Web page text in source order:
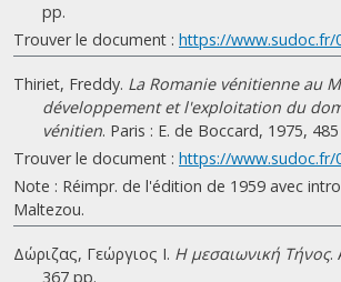
pp.
Trouver le document : https://www.sudoc.fr/
Thiriet, Freddy. La Romanie vénitienne au
développement et l'exploitation du
vénitien. Paris : E. de Boccard, 1975,
Trouver le document : https://www.sudoc.fr/
Note : Réimpr. de l'édition de 1959 avec
Maltezou.
Δώριζας, Γεώργιος Ι. Η μεσαιωνική Τήνος.
367 pp.